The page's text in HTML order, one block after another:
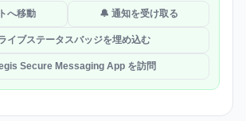
へ移動 🔔 通知を受け取る
イブステータスバッジを埋め込む
Secure Messaging App を訪問